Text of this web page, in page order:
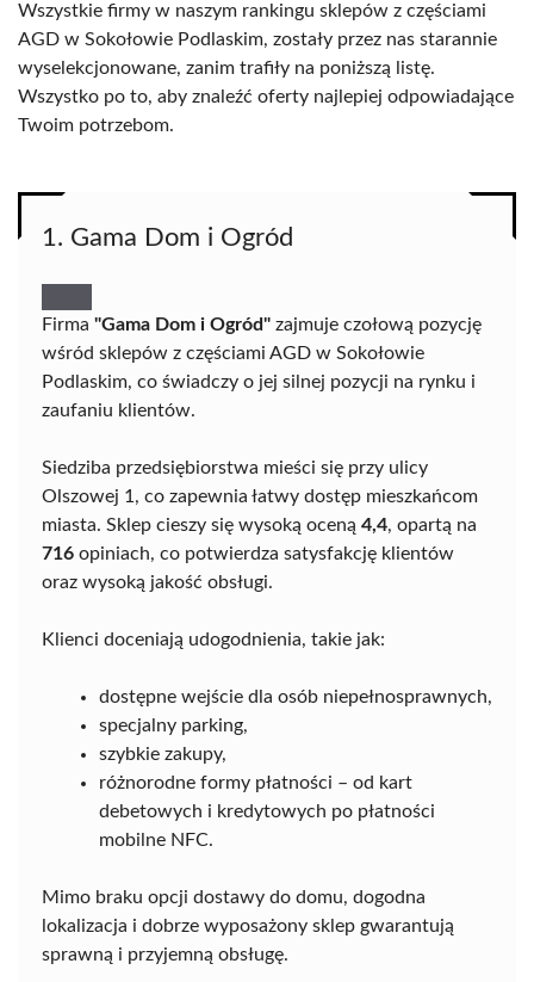
Wszystkie firmy w naszym rankingu sklepów z częściami
AGD w Sokołowie Podlaskim, zostały przez nas starannie
wyselekcjonowane, zanim trafiły na poniższą listę.
Wszystko po to, aby znaleźć oferty najlepiej odpowiadające
Twoim potrzebom.
1. Gama Dom i Ogród
Firma "Gama Dom i Ogród" zajmuje czołową pozycję
wśród sklepów z częściami AGD w Sokołowie
Podlaskim, co świadczy o jej silnej pozycji na rynku i
zaufaniu klientów.
Siedziba przedsiębiorstwa mieści się przy ulicy
Olszowej 1, co zapewnia łatwy dostęp mieszkańcom
miasta. Sklep cieszy się wysoką oceną 4,4, opartą na
716 opiniach, co potwierdza satysfakcję klientów
oraz wysoką jakość obsługi.
Klienci doceniają udogodnienia, takie jak:
dostępne wejście dla osób niepełnosprawnych,
specjalny parking,
szybkie zakupy,
różnorodne formy płatności – od kart
debetowych i kredytowych po płatności
mobilne NFC.
Mimo braku opcji dostawy do domu, dogodna
lokalizacja i dobrze wyposażony sklep gwarantują
sprawną i przyjemną obsługę.